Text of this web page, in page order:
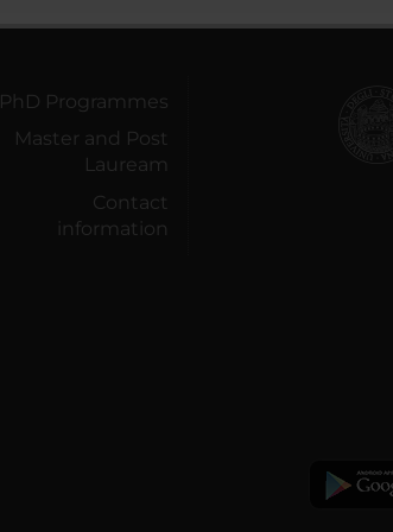
PhD Programmes
Master and Post
Lauream
Contact
information